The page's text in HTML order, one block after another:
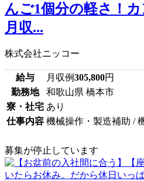
んご1個分の軽さ！
月収...
株式会社ニッコー
給与 月収例305,800円
勤務地
和歌山県 橋本市
寮・社宅 あり
仕事内容 機械操作・製造補助 /
募集が停止しています